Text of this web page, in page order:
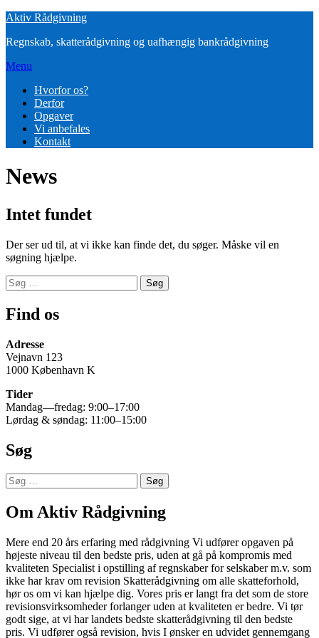
Spring
indhold
Aktiv Rådgivning
Regnskab, skatterådgivning og uafhængig bankrådgivning
Menu
Hvorfor os?
Derfor
Opgaver
Vi anbefales
Kontakt
News
Intet fundet
Der ser ud til, at vi ikke kan finde det, du søger. Måske vil en
søgning hjælpe.
Søg
efter:
Find os
Adresse
Vejnavn 123
1000 København K
Tider
Mandag—fredag: 9:00–17:00
Lørdag & søndag: 11:00–15:00
Søg
Søg
efter:
Om Aktiv Rådgivning
Mere end 20 års erfaring med rådgivning Vi udfører opgaven på
højeste niveau til den bedste pris, uden at gå på kompromis med
kvaliteten Specialist i opstilling af regnskaber for selskaber m.v. som
ikke har krav om revision Skatterådgivning om alle skatteforhold,
hør os om vi kan hjælpe dig. Vores pris er langt fra det som de store
revisionsvirksomheder forlanger uden at kvaliteten er bedre. Vi tør
godt sige, at vi har landets bedste skatterådgivning til den bedste
pris. Vi udfører også revision, hvis I ønsker en udvidet gennemgang